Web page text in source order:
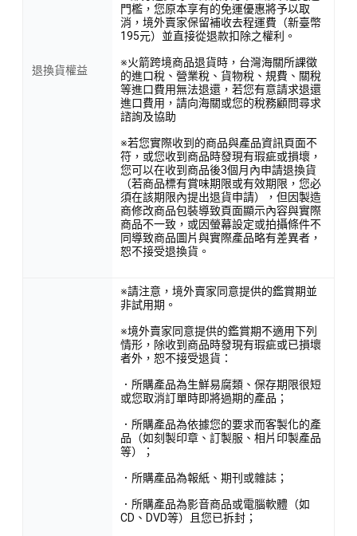
退換貨權益
門檻，您原本享有的免運優惠將予以取
消，境外賣家保留補收去程運費（新臺幣
195元）並直接從退款扣除之權利。
※火箭跨境商品退貨時，台灣海關所課徵
的進口稅、營業稅、貨物稅、規費、關稅
等進口費用無法退還，若您有意請求退還
進口費用，請向海關或您的稅務顧問尋求
諮詢及協助
※若您實際收到的商品與產品資訊頁面不
符，或您收到商品時發現有瑕疵或損壞，
您可以在收到商品後3個月內申請退換貨
（若商品標有賞味期限或有效期限，您必
須在該期限內提出退貨申請），但因製造
商修改商品包裝導致頁面顯示內容與實際
商品不一致，或因螢幕設定或拍攝條件不
同導致商品圖片與實際產品略有差異者，
恕不接受退換貨。
※請注意，境外賣家同意提供的鑑賞期並
非試用期。
※境外賣家同意提供的鑑賞期不適用下列
情形，除收到商品時發現有瑕疵或已損壞
者外，恕不接受退貨：
．所購產品為生鮮易腐類、保存期限很短
或您取消訂單時即將過期的產品；
．所購產品為依據您的要求而客製化的產
品（如刻製印章、訂製服、相片印製產品
等）；
．所購產品為報紙、期刊或雜誌；
．所購產品為影音商品或電腦軟體（如
CD、DVD等）且您已拆封；